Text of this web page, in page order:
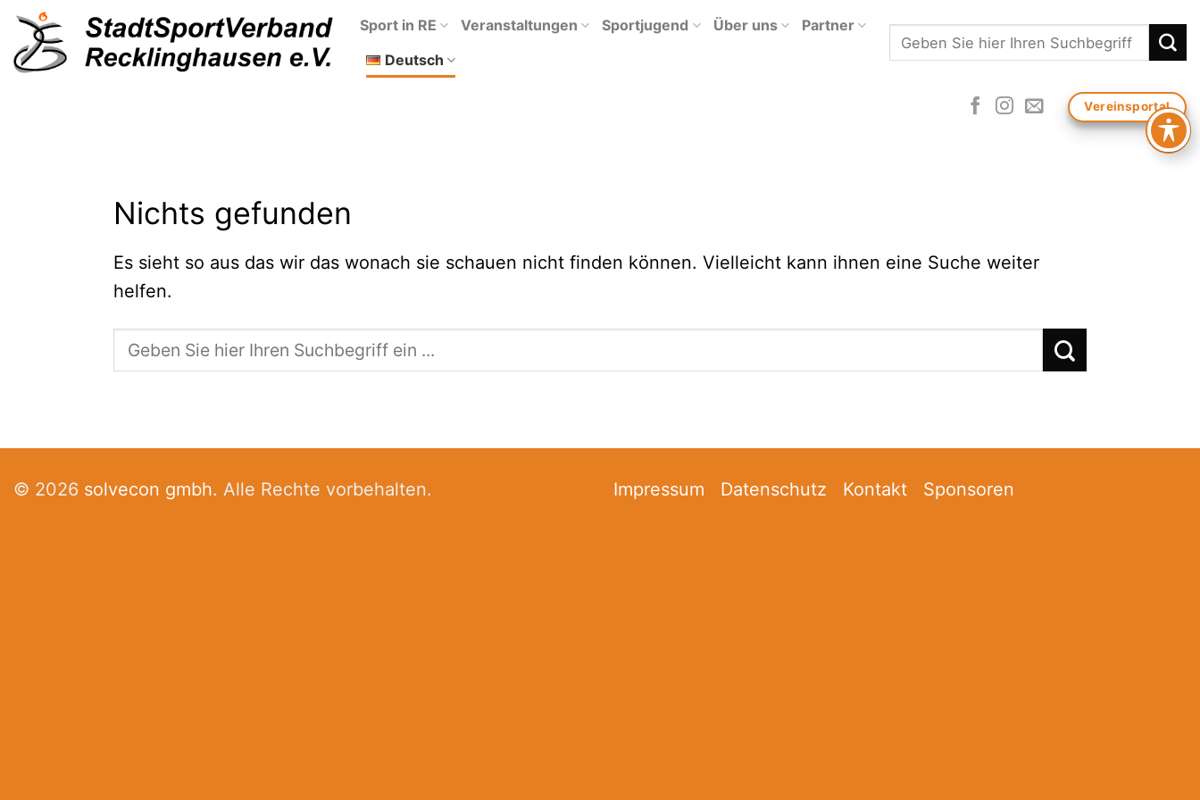
Skip
content
Sport in RE Veranstaltungen Sportjugend Über uns
Partner
Deutsch
Search
Vereinsportal
Nichts gefunden
Es sieht so aus das wir das wonach sie schauen nicht finden können. Vielleicht kann ihnen eine Suche weiter
helfen.
© 2026 solvecon gmbh. Alle Rechte vorbehalten. Impressum Datenschutz Kontakt Sponsoren